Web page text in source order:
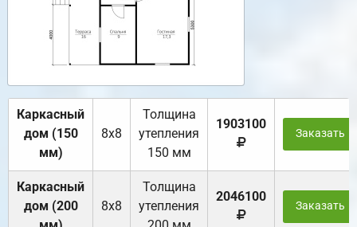
Каркасный
дом (150
мм)
8х8
Толщина
утепления
150 мм
1903100
Заказать
Каркасный
дом (200
8х8
Толщина
утепления
2046100
Заказать